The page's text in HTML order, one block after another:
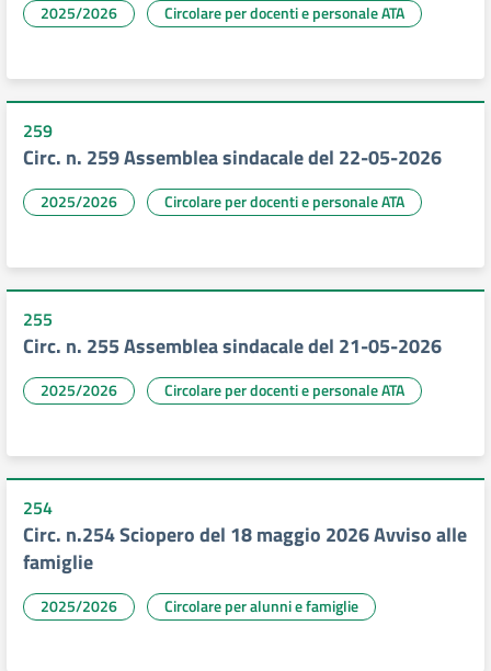
2025/2026 Circolare per docenti e personale ATA
259
Circ. n. 259 Assemblea sindacale del 22-05-2026
2025/2026 Circolare per docenti e personale ATA
255
Circ. n. 255 Assemblea sindacale del 21-05-2026
2025/2026 Circolare per docenti e personale ATA
254
Circ. n.254 Sciopero del 18 maggio 2026 Avviso alle
famiglie
2025/2026 Circolare per alunni e famiglie